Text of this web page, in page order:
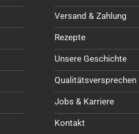
Versand & Zahlung
Rezepte
Unsere Geschichte
Qualitätsversprechen
Jobs & Karriere
Kontakt